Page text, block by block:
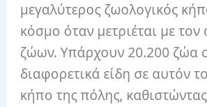
μεγαλύτερος ζωολογικός
κόσμο όταν μετριέται με
ζώων. Υπάρχουν 20.200 ζώα
διαφορετικά είδη σε αυτόν
κήπο της πόλης,